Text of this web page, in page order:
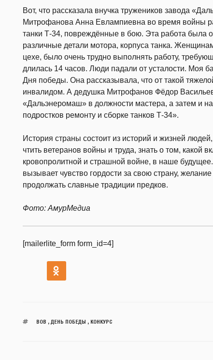
Вот, что рассказала внучка тружеников завода
Митрофанова Анна Евлампиевна во время войны
танки Т-34, повреждённые в бою. Эта работа была
различные детали мотора, корпуса танка.
цехе, было очень трудно выполнять работу,
длилась 14 часов. Люди падали от усталости. Моя
Дня победы. Она рассказывала, что от такой
инвалидом. А дедушка Митрофанов Фёдор
«Дальэнеромаш» в должности мастера, а затем и
подростков ремонту и сборке танков Т-34».
История страны состоит из историй и жизней
чтить ветеранов войны и труда, знать о том, какой
кровопролитной и страшной войне, в наше
вызывает чувство гордости за свою страну,
продолжать славные традиции предков.
Фото: АмурМедиа
[mailerlite_form form_id=4]
ВОВ , ДЕНЬ ПОБЕДЫ , КОНКУРС